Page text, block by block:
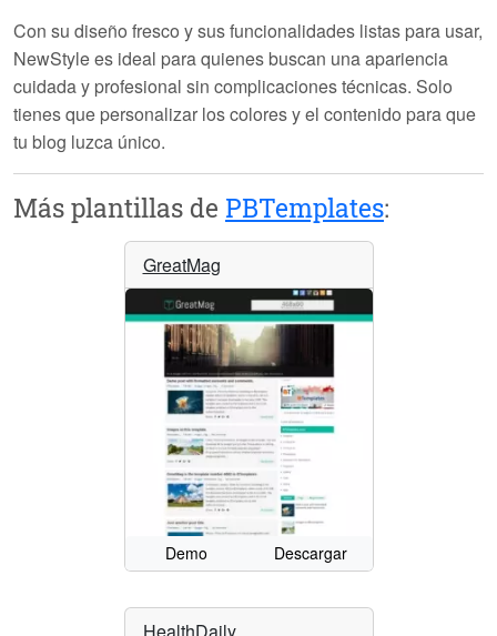
Con su diseño fresco y sus funcionalidades listas para usar,
NewStyle es ideal para quienes buscan una apariencia
cuidada y profesional sin complicaciones técnicas. Solo
tienes que personalizar los colores y el contenido para que
tu blog luzca único.
Más plantillas de PBTemplates:
GreatMag
Demo Descargar